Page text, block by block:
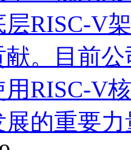
RISC-V
。目前
RISC-V
展的重要